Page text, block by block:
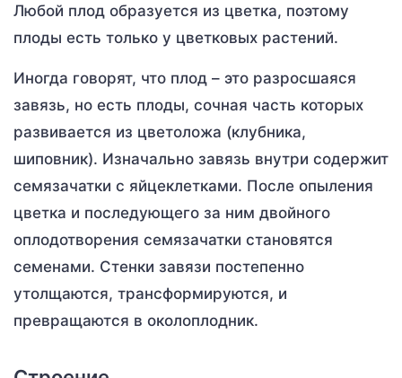
Любой плод образуется из цветка, поэтому
плоды есть только у цветковых растений.
Иногда говорят, что плод – это разросшаяся
завязь, но есть плоды, сочная часть которых
развивается из цветоложа (клубника,
шиповник). Изначально завязь внутри содержит
семязачатки с яйцеклетками. После опыления
цветка и последующего за ним двойного
оплодотворения семязачатки становятся
семенами. Стенки завязи постепенно
утолщаются, трансформируются, и
превращаются в околоплодник.